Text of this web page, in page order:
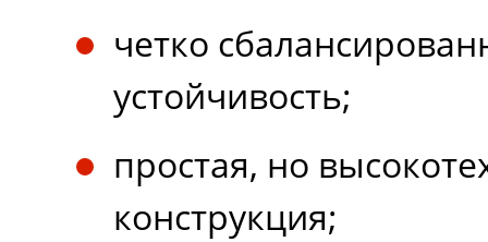
четко
устойчивость;
простая, но
конструкция;